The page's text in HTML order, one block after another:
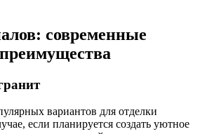
современные
вариантов для отделки
если планируется создать уютное